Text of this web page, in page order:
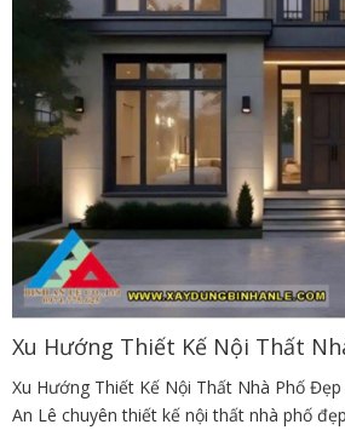
Xu Hướng Thiết Kế Nội Thất
Xu Hướng Thiết Kế Nội Thất Nhà Phố
An Lê chuyên thiết kế nội thất nhà phố